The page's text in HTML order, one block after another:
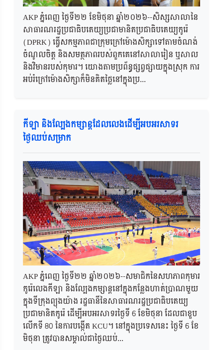
AKP ភ្នំពេញ ថ្ងៃទី២២​ ខែមិថុនា ឆ្នាំ២០២៦--សិស្សសាលានៃ
សាធារណរដ្ឋប្រជាធិបតេយ្យប្រជាមានិតប្រជាធិបតេយ្យកូរ៉េ
(DPRK) ធ្វើសកម្មភាពជាក្រុមក្រៅម៉ោងសិក្សាទៅតាមចំណង់
ចំណូលចិត្ត និងសមត្ថភាពរបស់ពួកគេនៅសាលារៀន ឬសាល
និងវិមានរបស់កុមារ។ យោងតាមប្រព័ន្ធផ្សព្វផ្សាយក្នុងស្រុក ការ
អប់រំក្រៅម៉ោងសិក្សាក៏មិនគិតថ្លៃនៅក្នុងប្រ...
កីឡា និងល្បែងកម្សាន្តដែលលេងដើម្បីអបអរសាទរ
ថ្ងៃឈប់សម្រាក
AKP ភ្នំពេញ ថ្ងៃទី២២ ឆ្នាំ២០២៦--សមាជិកនៃសហភាពកុមារ
កូរ៉េលេងកីឡា និងល្បែងកម្សាន្តនៅក្នុងកន្លែងហាត់ប្រាណមួយ
ក្នុងទីក្រុងព្យុងយ៉ាង រដ្ឋធានីនៃសាធារណរដ្ឋប្រជាធិបតេយ្យ
ប្រជាមានិតកូរ៉េ ដើម្បីអបអរសាទរថ្ងៃទី 6 ខែមិថុនា ដែលជាខួប
លើកទី 80 នៃការបង្កើត KCU។ នៅក្នុងប្រទេសនេះ ថ្ងៃទី 6 ខែ
មិថុនា ត្រូវបានសម្គាល់ជាថ្ងៃឈប់...